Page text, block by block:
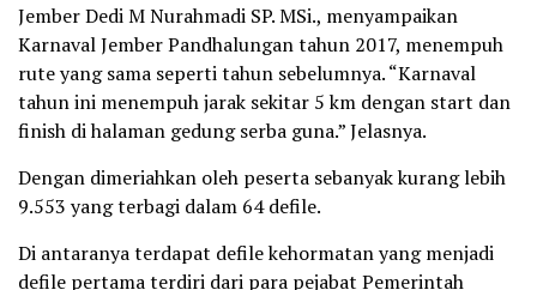
Jember Dedi M Nurahmadi SP. MSi., menyampaikan
Karnaval Jember Pandhalungan tahun 2017, menempuh
rute yang sama seperti tahun sebelumnya. “Karnaval
tahun ini menempuh jarak sekitar 5 km dengan start dan
finish di halaman gedung serba guna.” Jelasnya.
Dengan dimeriahkan oleh peserta sebanyak kurang lebih
9.553 yang terbagi dalam 64 defile.
Di antaranya terdapat defile kehormatan yang menjadi
defile pertama terdiri dari para pejabat Pemerintah